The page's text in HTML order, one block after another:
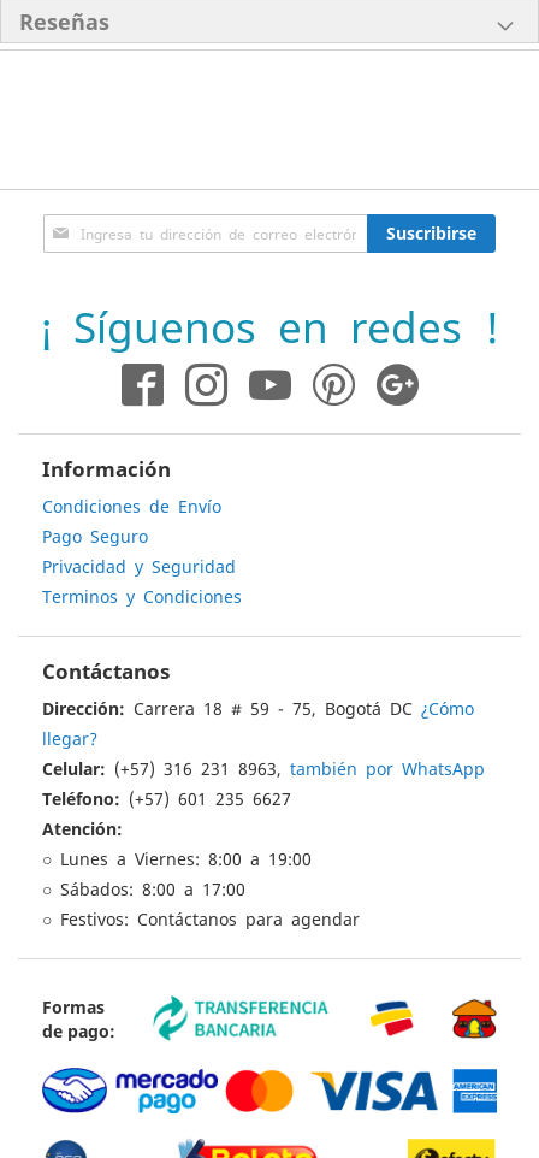
Reseñas
Inscríbase
a
de
noticias:
Suscribirse
¡ Síguenos en redes !
Información
Condiciones de Envío
Pago Seguro
Privacidad y Seguridad
Terminos y Condiciones
Contáctanos
Dirección: Carrera 18 # 59 - 75, Bogotá DC ¿Cómo
llegar?
Celular: (+57) 316 231 8963, también por WhatsApp
Teléfono: (+57) 601 235 6627
Atención:
○ Lunes a Viernes: 8:00 a 19:00
○ Sábados: 8:00 a 17:00
○ Festivos: Contáctanos para agendar
Formas
de pago: